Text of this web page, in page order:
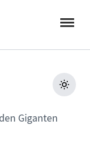
Giganten